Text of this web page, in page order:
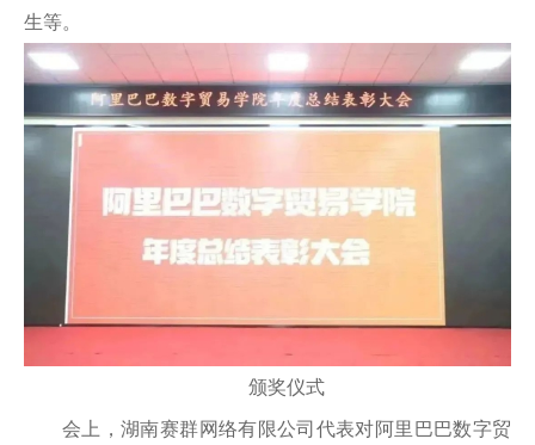
生等。
颁奖仪式
会上，湖南赛群网络有限公司代表对阿里巴巴数字贸